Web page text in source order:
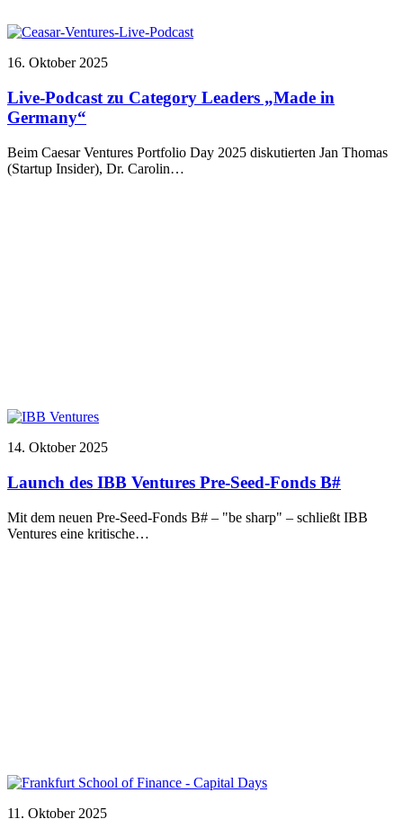
16. Oktober 2025
Live-Podcast zu Category Leaders „Made in
Germany“
Beim Caesar Ventures Portfolio Day 2025 diskutierten Jan Thomas
(Startup Insider), Dr. Carolin…
14. Oktober 2025
Launch des IBB Ventures Pre-Seed-Fonds B#
Mit dem neuen Pre-Seed-Fonds B# – "be sharp" – schließt IBB
Ventures eine kritische…
11. Oktober 2025